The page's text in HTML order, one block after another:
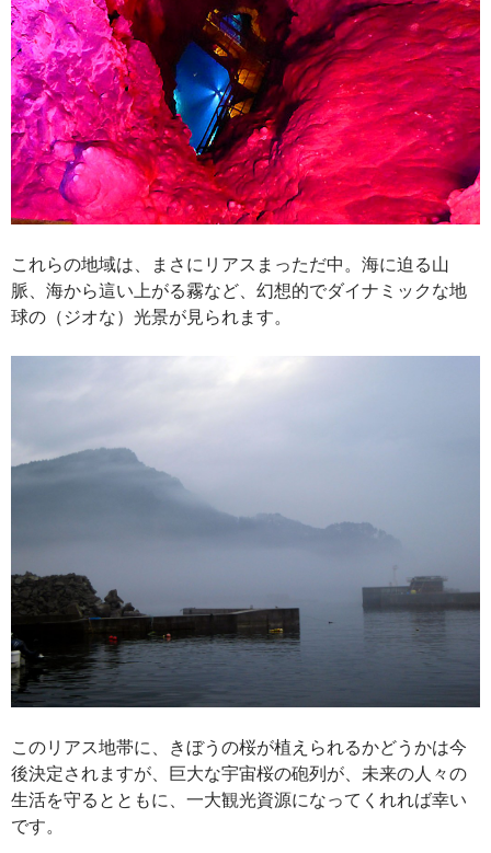
これらの地域は、まさにリアスまっただ中。海に迫る山
脈、海から這い上がる霧など、幻想的でダイナミックな地
球の（ジオな）光景が見られます。
このリアス地帯に、きぼうの桜が植えられるかどうかは今
後決定されますが、巨大な宇宙桜の砲列が、未来の人々の
生活を守るとともに、一大観光資源になってくれれば幸い
です。